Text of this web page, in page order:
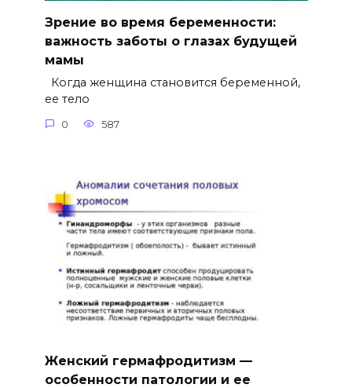
Зрение во время беременности:
важность заботы о глазах будущей
мамы
Когда женщина становится беременной,
ее тело
0 587
Женский гермафродитизм —
особенности патологии и ее